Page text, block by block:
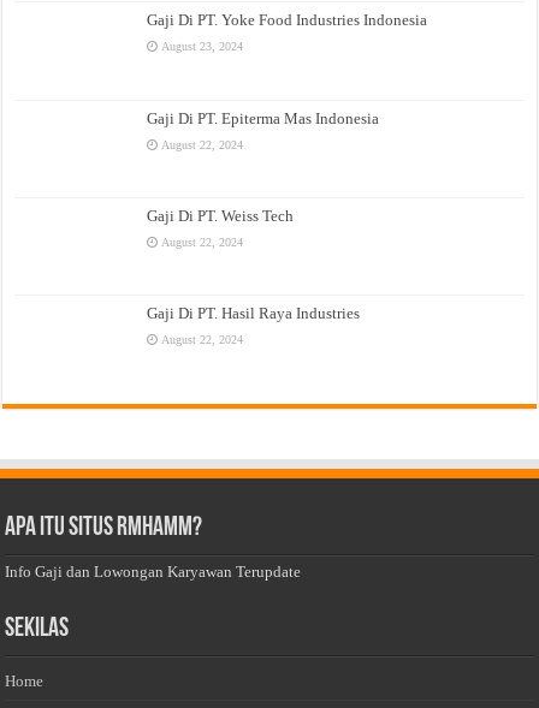
Gaji Di PT. Yoke Food Industries Indonesia
August 23, 2024
Gaji Di PT. Epiterma Mas Indonesia
August 22, 2024
Gaji Di PT. Weiss Tech
August 22, 2024
Gaji Di PT. Hasil Raya Industries
August 22, 2024
Apa Itu Situs Rmhamm?
Info Gaji dan Lowongan Karyawan Terupdate
Sekilas
Home